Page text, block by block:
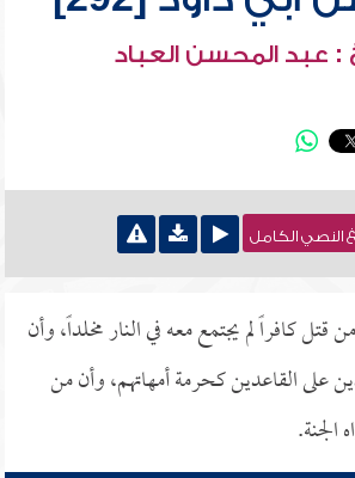
: عبد المحسن العباد
النصي الكامل
كافراً لم يجتمع معه في النار مخلداً، وأن
على القاعدين كحرمة أمهاتهم، وأن من
الجنة.